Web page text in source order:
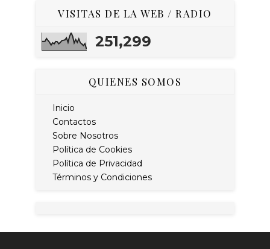
VISITAS DE LA WEB / RADIO
251,299
QUIENES SOMOS
Inicio
Contactos
Sobre Nosotros
Política de Cookies
Política de Privacidad
Términos y Condiciones